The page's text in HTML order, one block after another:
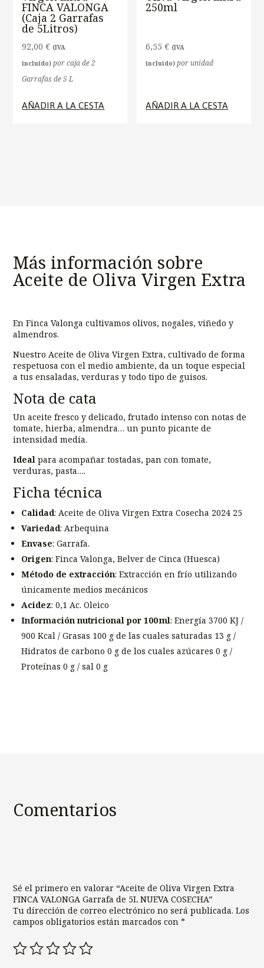
FINCA VALONGA
(Caja 2 Garrafas
de 5Litros)
92,00€ (IVA
incluido) por caja de 2
Garrafas de 5 L
AÑADIR A LA CESTA
250ml
6,55€ (IVA
incluido) por unidad
AÑADIR A LA CESTA
Más información sobre
Aceite de Oliva Virgen Extra
En Finca Valonga cultivamos olivos, nogales, viñedo y
almendros.
Nuestro Aceite de Oliva Virgen Extra, cultivado de forma
respetuosa con el medio ambiente, da un toque especial
a tus ensaladas, verduras y todo tipo de guisos.
Nota de cata
Un aceite fresco y delicado, frutado intenso con notas de
tomate, hierba, almendra… un punto picante de
intensidad media.
Ideal para acompañar tostadas, pan con tomate,
verduras, pasta….
Ficha técnica
Calidad: Aceite de Oliva Virgen Extra Cosecha 2024 25
Variedad: Arbequina
Envase: Garrafa.
Origen: Finca Valonga, Belver de Cinca (Huesca)
Método de extracción: Extracción en frío utilizando
únicamente medios mecánicos
Acidez: 0,1 Ac. Oleico
Información nutricional por 100 ml: Energía 3700 KJ /
900 Kcal / Grasas 100 g de las cuales saturadas 13 g /
Hidratos de carbono 0 g de los cuales azúcares 0 g /
Proteínas 0 g / sal 0 g
Comentarios
Sé el primero en valorar “Aceite de Oliva Virgen Extra
FINCA VALONGA Garrafa de 5L NUEVA COSECHA”
Tu dirección de correo electrónico no será publicada. Los
campos obligatorios están marcados con*